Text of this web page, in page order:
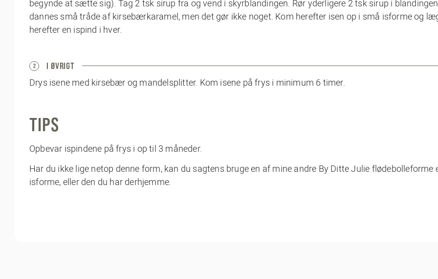
begynde at sætte sig). Tag 2 tsk sirup fra og vend i skyrblandingen. Rør yderligere 2 tsk sirup i
dannes små tråde af kirsebærkaramel, men det gør ikke noget. Kom herefter isen op i små isforme og
herefter en ispind i hver.
2 I ØVRIGT
Drys isene med kirsebær og mandelsplitter. Kom isene på frys i minimum 6 timer.
TIPS
Opbevar ispindene på frys i op til 3 måneder.
Har du ikke lige netop denne form, kan du sagtens bruge en af mine andre By Ditte Julie flødebolleforme
isforme, eller den du har derhjemme.